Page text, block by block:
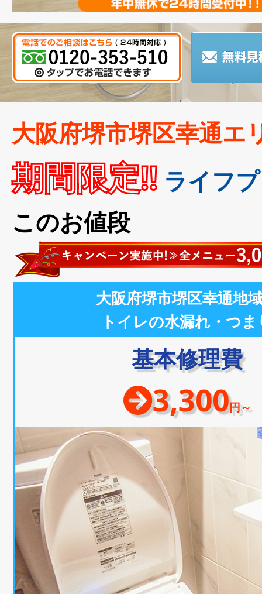
大阪府堺市堺区幸通エ
期間限定!! ライフ
このお値段
大阪府堺市堺区幸通地
トイレの水漏れ・つま
基本修理費
3,300円～